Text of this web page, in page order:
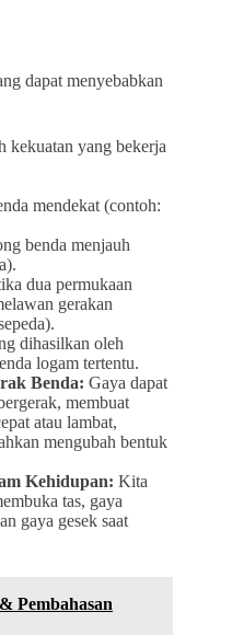
dapat menyebabkan
kekuatan yang bekerja
mendekat (contoh:
benda menjauh
dua permukaan
gerakan
dihasilkan oleh
logam tertentu.
Benda: Gaya dapat
membuat
atau lambat,
mengubah bentuk
Kehidupan: Kita
tas, gaya
gaya gesek saat
Pembahasan